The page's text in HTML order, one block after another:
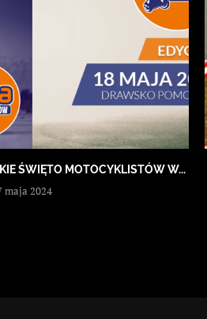
ŚWIĘTO MOTOCYKLISTÓW W...
maja 2024